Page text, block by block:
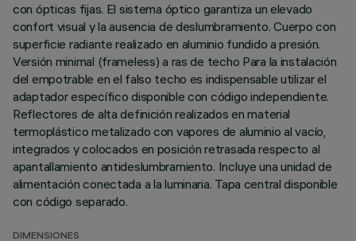
con ópticas fijas. El sistema óptico garantiza un elevado
confort visual y la ausencia de deslumbramiento. Cuerpo con
superficie radiante realizado en aluminio fundido a presión.
Versión minimal (frameless) a ras de techo Para la instalación
del empotrable en el falso techo es indispensable utilizar el
adaptador específico disponible con código independiente.
Reflectores de alta definición realizados en material
termoplástico metalizado con vapores de aluminio al vacío,
integrados y colocados en posición retrasada respecto al
apantallamiento antideslumbramiento. Incluye una unidad de
alimentación conectada a la luminaria. Tapa central disponible
con código separado.
DIMENSIONES